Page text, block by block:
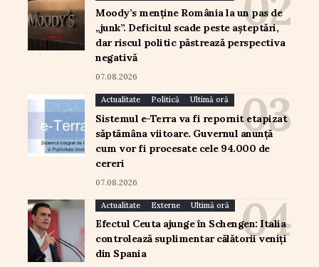
Moody’s menține România la un pas de
„junk”. Deficitul scade peste așteptări,
dar riscul politic păstrează perspectiva
negativă
07.08.2026
Actualitate Politică Ultimă oră
Sistemul e-Terra va fi repornit etapizat
săptămâna viitoare. Guvernul anunță
cum vor fi procesate cele 94.000 de
cereri
07.08.2026
Actualitate Externe Ultimă oră
Efectul Ceuta ajunge în Schengen: Italia
controlează suplimentar călătorii veniți
din Spania